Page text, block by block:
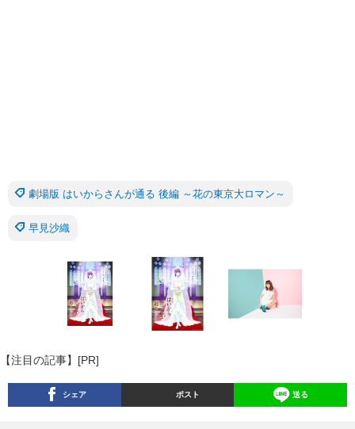
劇場版 はいからさんが通る 後編 ～花の東京大ロマン～
早見沙織
【注目の記事】[PR]
シェア ポスト 送る